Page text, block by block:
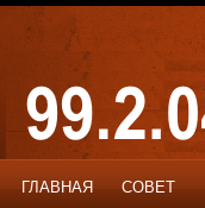
ГЛАВНАЯ СОВЕТ